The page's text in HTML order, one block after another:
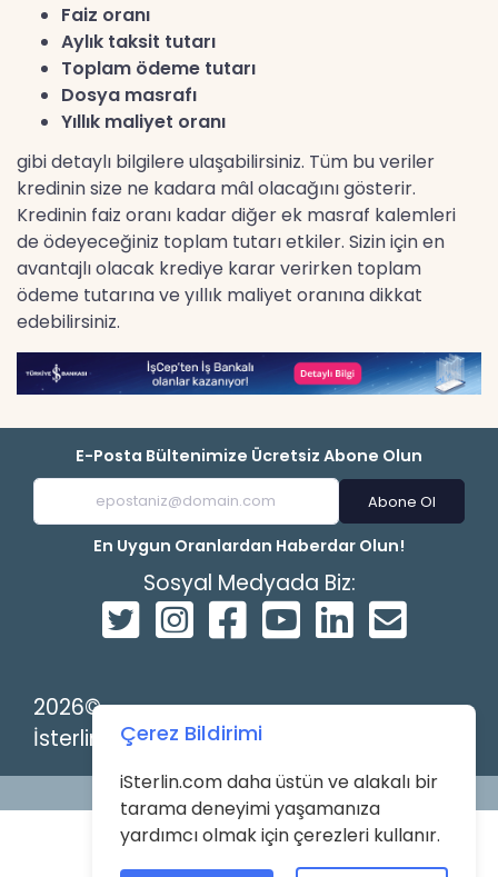
Faiz oranı
Aylık taksit tutarı
Toplam ödeme tutarı
Dosya masrafı
Yıllık maliyet oranı
gibi detaylı bilgilere ulaşabilirsiniz. Tüm bu veriler
kredinin size ne kadara mâl olacağını gösterir.
Kredinin faiz oranı kadar diğer ek masraf kalemleri
de ödeyeceğiniz toplam tutarı etkiler. Sizin için en
avantajlı olacak krediye karar verirken toplam
ödeme tutarına ve yıllık maliyet oranına dikkat
edebilirsiniz.
E-Posta Bültenimize Ücretsiz Abone Olun
Abone Ol
En Uygun Oranlardan Haberdar Olun!
Sosyal Medyada Biz:
2026©
İsterlin
Powered by
Çerez Bildirimi
iSterlin.com daha üstün ve alakalı bir
tarama deneyimi yaşamanıza
yardımcı olmak için çerezleri kullanır.